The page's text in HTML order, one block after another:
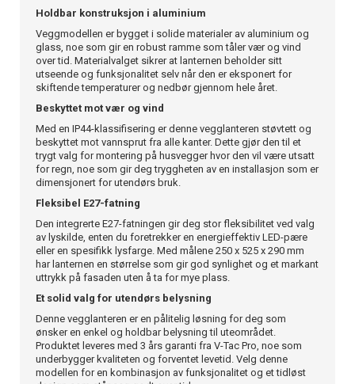
Holdbar konstruksjon i aluminium
Veggmodellen er bygget i solide materialer av aluminium og
glass, noe som gir en robust ramme som tåler vær og vind
over tid. Materialvalget sikrer at lanternen beholder sitt
utseende og funksjonalitet selv når den er eksponert for
skiftende temperaturer og nedbør gjennom hele året.
Beskyttet mot vær og vind
Med en IP44-klassifisering er denne vegglanteren støvtett og
beskyttet mot vannsprut fra alle kanter. Dette gjør den til et
trygt valg for montering på husvegger hvor den vil være utsatt
for regn, noe som gir deg tryggheten av en installasjon som er
dimensjonert for utendørs bruk.
Fleksibel E27-fatning
Den integrerte E27-fatningen gir deg stor fleksibilitet ved valg
av lyskilde, enten du foretrekker en energieffektiv LED-pære
eller en spesifikk lysfarge. Med målene 250 x 525 x 290 mm
har lanternen en størrelse som gir god synlighet og et markant
uttrykk på fasaden uten å ta for mye plass.
Et solid valg for utendørs belysning
Denne vegglanteren er en pålitelig løsning for deg som
ønsker en enkel og holdbar belysning til uteområdet.
Produktet leveres med 3 års garanti fra V-Tac Pro, noe som
underbygger kvaliteten og forventet levetid. Velg denne
modellen for en kombinasjon av funksjonalitet og et tidløst